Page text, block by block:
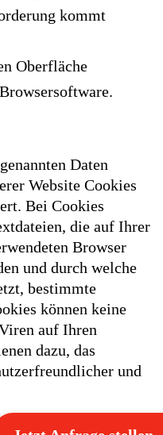
kommt
Oberfläche
Daten
Website Cookies
Bei Cookies
die auf Ihrer
Browser
und durch welche
bestimmte
können keine
auf Ihren
dazu, das
und
Arten von